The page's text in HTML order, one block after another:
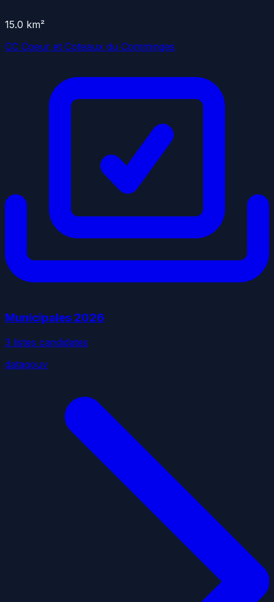
15.0 km²
CC Coeur et Coteaux du Comminges
Municipales 2026
3 listes candidates
datagouv